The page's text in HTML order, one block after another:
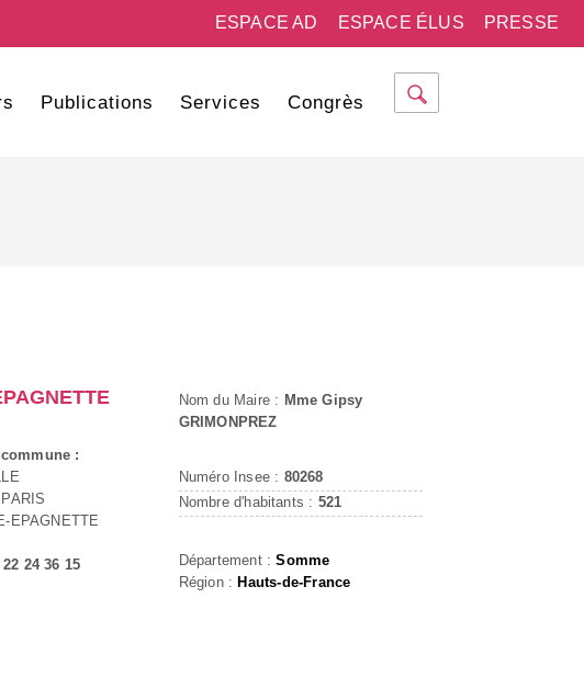
PRESSE
ESPACE ÉLUS
ESPACE AD
Publications Services Congrès
:
EPAGNETTE
22 24 36 15
Nom du Maire : Mme Gipsy
GRIMONPREZ
Numéro Insee : 80268
Nombre d'habitants : 521
Département :Somme
Région : Hauts-de-France